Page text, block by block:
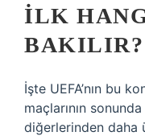
ILK
BAKILIR?
İşte UEFA’nın bu
maçlarının
diğerlerinden daha